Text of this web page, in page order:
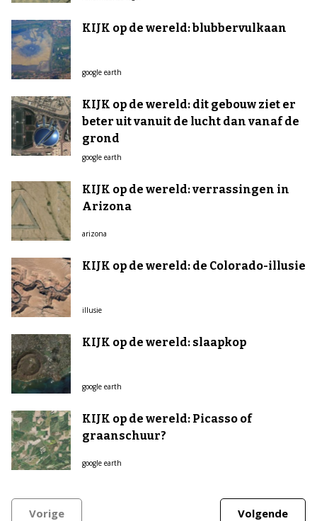
KIJK op de wereld: blubbervulkaan
google earth
KIJK op de wereld: dit gebouw ziet er
beter uit vanuit de lucht dan vanaf de
grond
google earth
KIJK op de wereld: verrassingen in
Arizona
arizona
KIJK op de wereld: de Colorado-illusie
illusie
KIJK op de wereld: slaapkop
google earth
KIJK op de wereld: Picasso of
graanschuur?
google earth
Vorige Volgende